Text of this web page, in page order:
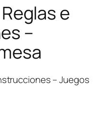
e
–
– Juegos